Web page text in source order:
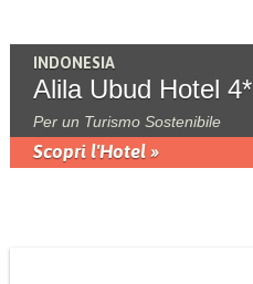
INDONESIA
Alila Ubud Hotel 4*
Per un Turismo Sostenibile
Scopri l'Hotel »